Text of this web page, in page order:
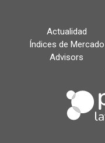
Actualidad
Índices de Mercado
Advisors